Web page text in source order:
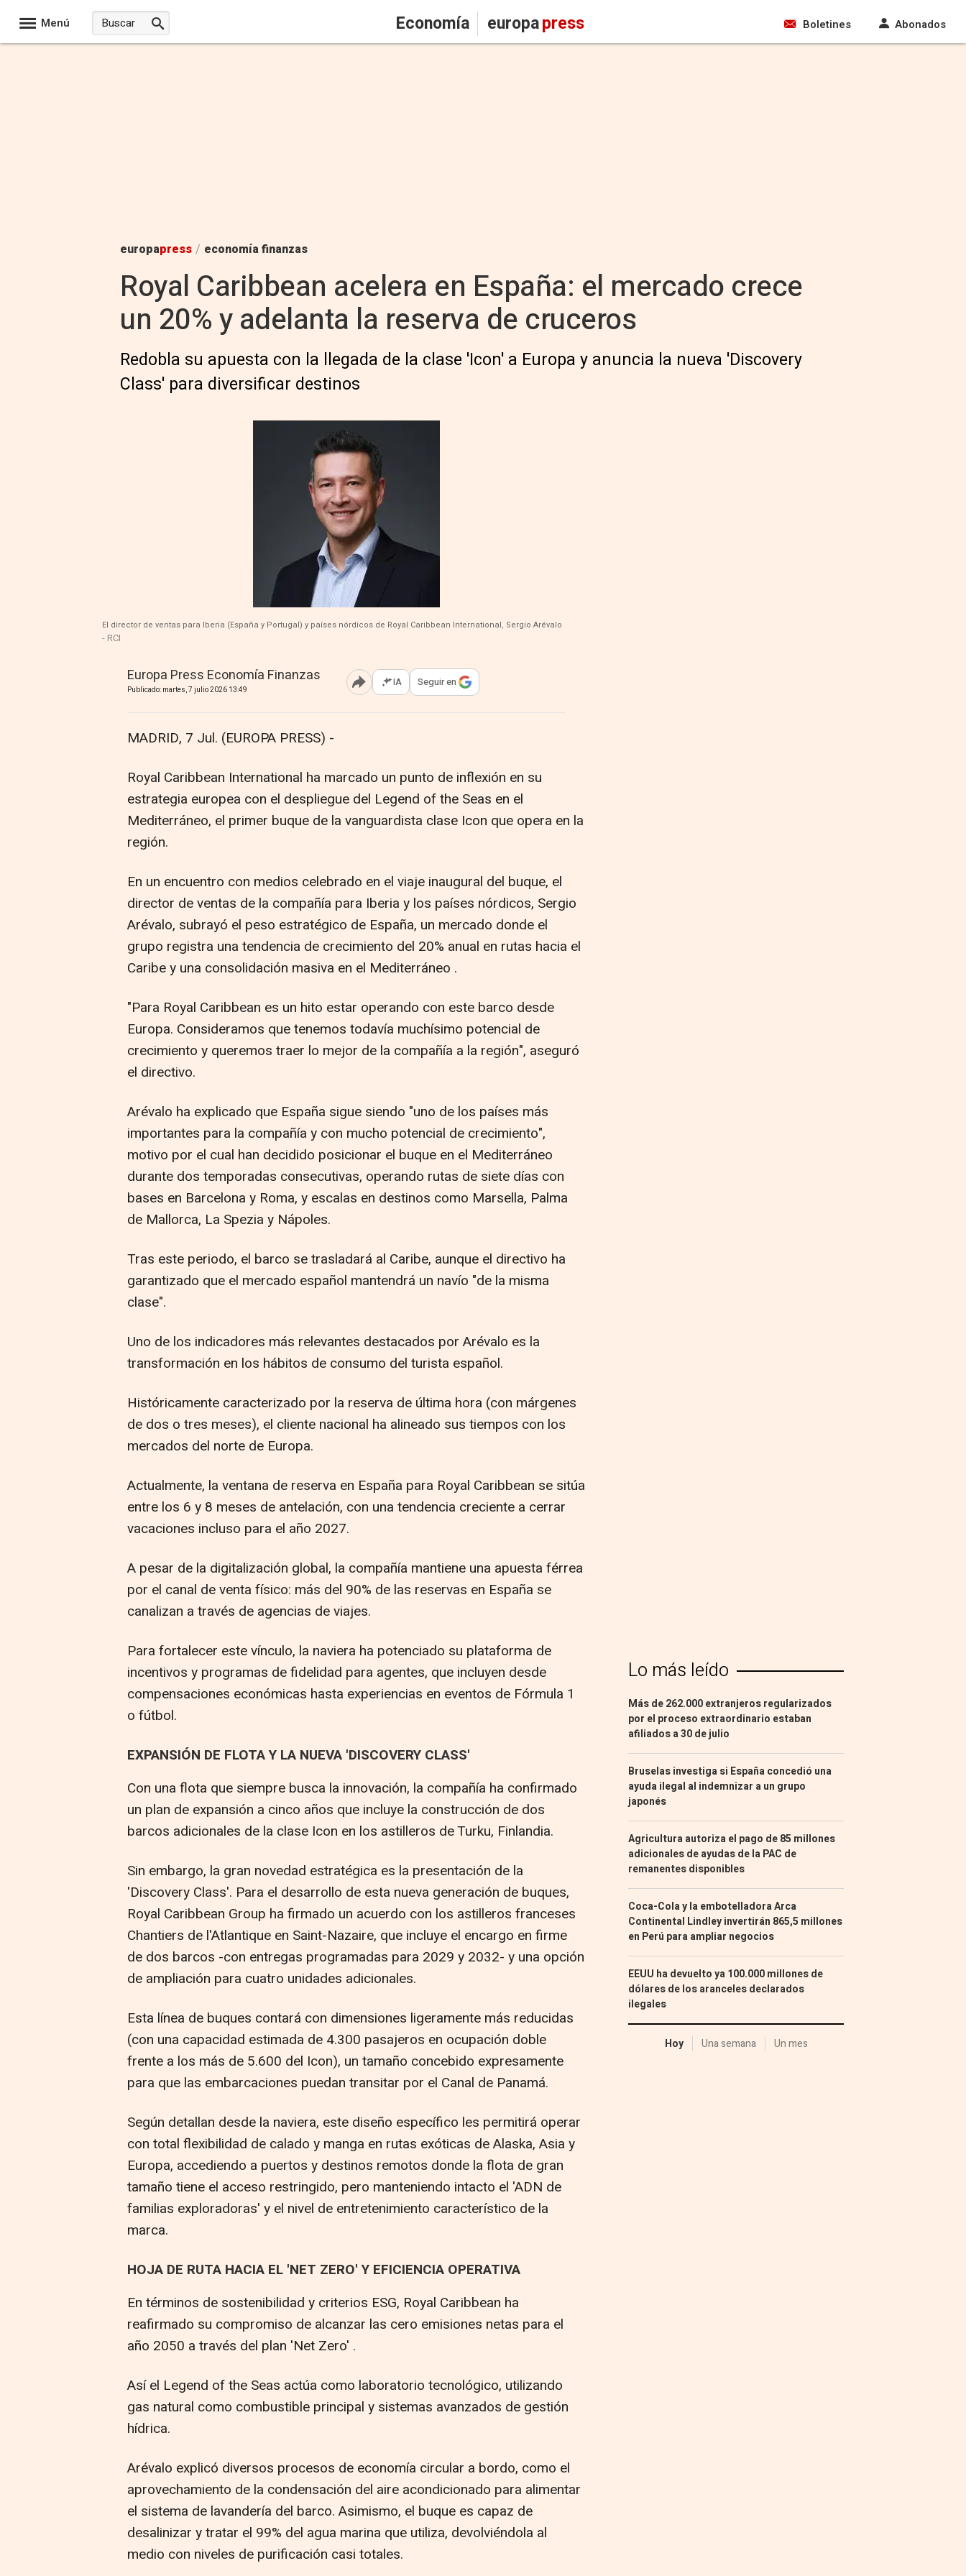
Menú Economía europapress Boletines Abonados
europapress / economía finanzas
Royal Caribbean acelera en España: el mercado crece
un 20% y adelanta la reserva de cruceros
Redobla su apuesta con la llegada de la clase 'Icon' a Europa y anuncia la nueva 'Discovery
Class' para diversificar destinos
El director de ventas para Iberia (España y Portugal) y países nórdicos de Royal Caribbean International, Sergio Arévalo
- RCI
Europa Press Economía Finanzas
Publicado: martes, 7 julio 2026 13:49 Abrir opciones para compartir
IA Seguir en
MADRID, 7 Jul. (EUROPA PRESS) -
Royal Caribbean International ha marcado un punto de inflexión en su
estrategia europea con el despliegue del Legend of the Seas en el
Mediterráneo, el primer buque de la vanguardista clase Icon que opera en la
región.
En un encuentro con medios celebrado en el viaje inaugural del buque, el
director de ventas de la compañía para Iberia y los países nórdicos, Sergio
Arévalo, subrayó el peso estratégico de España, un mercado donde el
grupo registra una tendencia de crecimiento del 20% anual en rutas hacia el
Caribe y una consolidación masiva en el Mediterráneo .
"Para Royal Caribbean es un hito estar operando con este barco desde
Europa. Consideramos que tenemos todavía muchísimo potencial de
crecimiento y queremos traer lo mejor de la compañía a la región", aseguró
el directivo.
Arévalo ha explicado que España sigue siendo "uno de los países más
importantes para la compañía y con mucho potencial de crecimiento",
motivo por el cual han decidido posicionar el buque en el Mediterráneo
durante dos temporadas consecutivas, operando rutas de siete días con
bases en Barcelona y Roma, y escalas en destinos como Marsella, Palma
de Mallorca, La Spezia y Nápoles.
Tras este periodo, el barco se trasladará al Caribe, aunque el directivo ha
garantizado que el mercado español mantendrá un navío "de la misma
clase".
Uno de los indicadores más relevantes destacados por Arévalo es la
transformación en los hábitos de consumo del turista español.
Históricamente caracterizado por la reserva de última hora (con márgenes
de dos o tres meses), el cliente nacional ha alineado sus tiempos con los
mercados del norte de Europa.
Actualmente, la ventana de reserva en España para Royal Caribbean se sitúa
entre los 6 y 8 meses de antelación, con una tendencia creciente a cerrar
vacaciones incluso para el año 2027.
A pesar de la digitalización global, la compañía mantiene una apuesta férrea
por el canal de venta físico: más del 90% de las reservas en España se
canalizan a través de agencias de viajes.
Para fortalecer este vínculo, la naviera ha potenciado su plataforma de
incentivos y programas de fidelidad para agentes, que incluyen desde
compensaciones económicas hasta experiencias en eventos de Fórmula 1
o fútbol.
EXPANSIÓN DE FLOTA Y LA NUEVA 'DISCOVERY CLASS'
Con una flota que siempre busca la innovación, la compañía ha confirmado
un plan de expansión a cinco años que incluye la construcción de dos
barcos adicionales de la clase Icon en los astilleros de Turku, Finlandia.
Sin embargo, la gran novedad estratégica es la presentación de la
'Discovery Class'. Para el desarrollo de esta nueva generación de buques,
Royal Caribbean Group ha firmado un acuerdo con los astilleros franceses
Chantiers de l'Atlantique en Saint-Nazaire, que incluye el encargo en firme
de dos barcos -con entregas programadas para 2029 y 2032- y una opción
de ampliación para cuatro unidades adicionales.
Esta línea de buques contará con dimensiones ligeramente más reducidas
(con una capacidad estimada de 4.300 pasajeros en ocupación doble
frente a los más de 5.600 del Icon), un tamaño concebido expresamente
para que las embarcaciones puedan transitar por el Canal de Panamá.
Según detallan desde la naviera, este diseño específico les permitirá operar
con total flexibilidad de calado y manga en rutas exóticas de Alaska, Asia y
Europa, accediendo a puertos y destinos remotos donde la flota de gran
tamaño tiene el acceso restringido, pero manteniendo intacto el 'ADN de
familias exploradoras' y el nivel de entretenimiento característico de la
marca.
HOJA DE RUTA HACIA EL 'NET ZERO' Y EFICIENCIA OPERATIVA
En términos de sostenibilidad y criterios ESG, Royal Caribbean ha
reafirmado su compromiso de alcanzar las cero emisiones netas para el
año 2050 a través del plan 'Net Zero' .
Así el Legend of the Seas actúa como laboratorio tecnológico, utilizando
gas natural como combustible principal y sistemas avanzados de gestión
hídrica.
Arévalo explicó diversos procesos de economía circular a bordo, como el
aprovechamiento de la condensación del aire acondicionado para alimentar
el sistema de lavandería del barco. Asimismo, el buque es capaz de
desalinizar y tratar el 99% del agua marina que utiliza, devolviéndola al
medio con niveles de purificación casi totales.
Lo más leído
Más de 262.000 extranjeros regularizados
por el proceso extraordinario estaban
afiliados a 30 de julio
Bruselas investiga si España concedió una
ayuda ilegal al indemnizar a un grupo
japonés
Agricultura autoriza el pago de 85 millones
adicionales de ayudas de la PAC de
remanentes disponibles
Coca-Cola y la embotelladora Arca
Continental Lindley invertirán 865,5 millones
en Perú para ampliar negocios
EEUU ha devuelto ya 100.000 millones de
dólares de los aranceles declarados
ilegales
Hoy Una semana Un mes